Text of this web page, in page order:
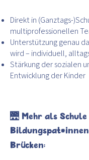
Direkt in (Ganztags-
multiprofessionellen
Unterstützung genau
wird – individuell,
Stärkung der sozialen
Entwicklung der Kinder
🌉 Mehr als Schule
Brücken: